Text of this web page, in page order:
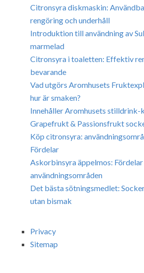
Citronsyra diskmaskin:
rengöring och underhåll
Introduktion till användning av
marmelad
Citronsyra i toaletten: Effektiv
bevarande
Vad utgörs Aromhusets
hur är smaken?
Innehåller Aromhusets stilldrink-
Grapefrukt & Passionsfrukt
Köp citronsyra:
Fördelar
Askorbinsyra äppelmos: Fördelar
användningsområden
Det bästa sötningsmedlet:
utan bismak
Privacy
Sitemap